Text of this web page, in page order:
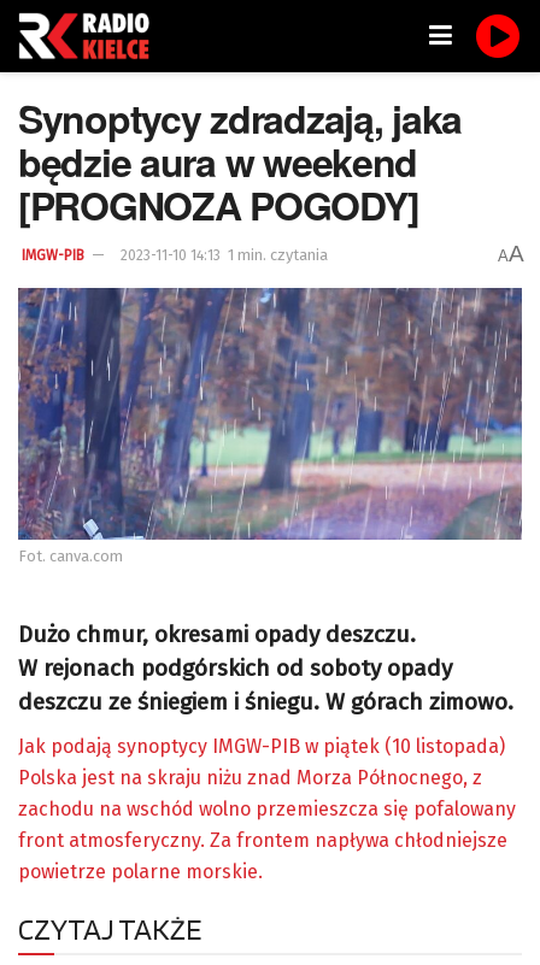
Synoptycy zdradzają, jaka
będzie aura w weekend
[PROGNOZA POGODY]
IMGW-PIB 2023-11-10 14:13 1 min. czytania AA
Fot. canva.com
Dużo chmur, okresami opady deszczu.
W rejonach podgórskich od soboty opady
deszczu ze śniegiem i śniegu. W górach zimowo.
Jak podają synoptycy IMGW-PIB w piątek (10 listopada)
Polska jest na skraju niżu znad Morza Północnego, z
zachodu na wschód wolno przemieszcza się pofalowany
front atmosferyczny. Za frontem napływa chłodniejsze
powietrze polarne morskie.
CZYTAJ TAKŻE